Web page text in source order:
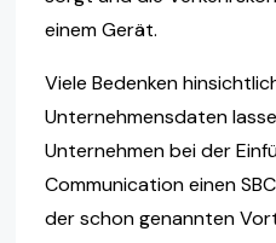
einem Gerät.
Viele Bedenken
Unternehmensdaten
Unternehmen bei der
Communication einen
der schon genannten